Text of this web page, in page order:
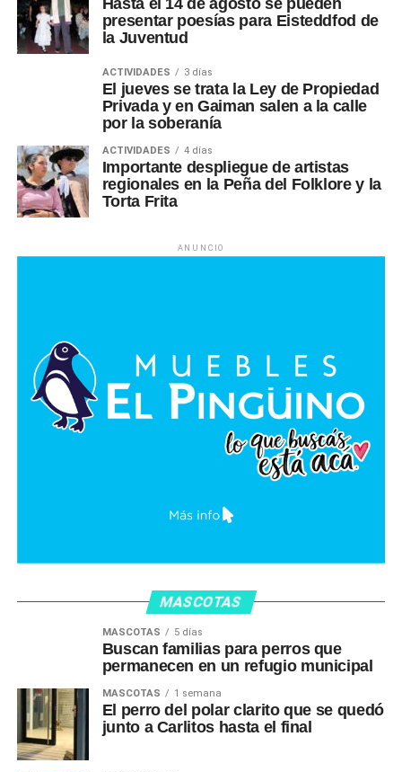
presentar poesías para Eisteddfod de
la Juventud
ACTIVIDADES 3 días
El jueves se trata la Ley de Propiedad
Privada y en Gaiman salen a la calle
por la soberanía
ACTIVIDADES 4 días
Importante despliegue de artistas
regionales en la Peña del Folklore y la
Torta Frita
ANUNCIO
MASCOTAS
MASCOTAS 5 días
Buscan familias para perros que
permanecen en un refugio municipal
MASCOTAS 1 semana
El perro del polar clarito que se quedó
junto a Carlitos hasta el final